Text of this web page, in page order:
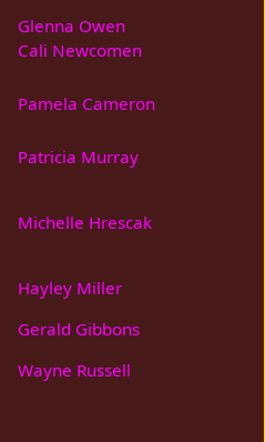
Glenna Owen
Cali Newcomen
Pamela Cameron
Patricia Murray
Michelle Hrescak
Hayley Miller
Gerald Gibbons
Wayne Russell